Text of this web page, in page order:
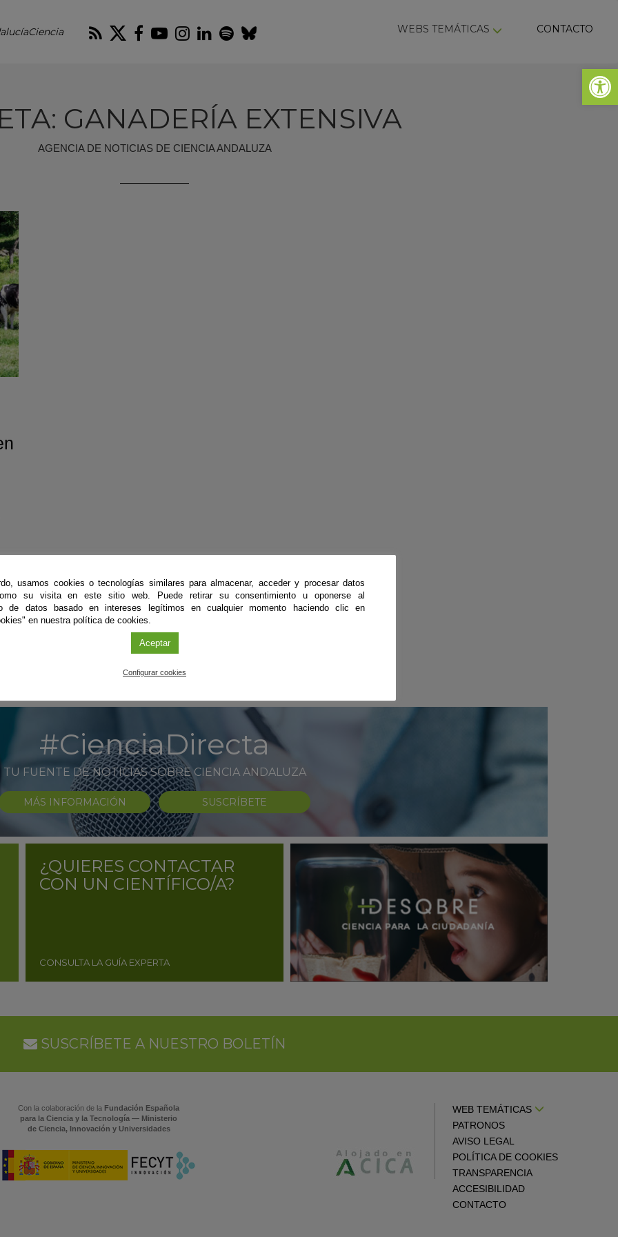
Abrir
RSS Twitter
Facebook
Youtube
Instagram
LinkedIn
Spotify
Bluesky WEBS TEMÁTICAS CONTACTO
GANADERÍA EXTENSIVA
AGENCIA DE NOTICIAS DE CIENCIA ANDALUZA
#CienciaDirecta
TU FUENTE DE NOTICIAS SOBRE CIENCIA ANDALUZA
MÁS INFORMACIÓN SUSCRÍBETE
¿QUIERES CONTACTAR
CON UN CIENTÍFICO/A?
CONSULTA LA GUÍA EXPERTA
SUSCRÍBETE A NUESTRO BOLETÍN
Con la colaboración de la Fundación Española
para la Ciencia y la Tecnología — Ministerio
de Ciencia, Innovación y Universidades
WEB TEMÁTICAS
PATRONOS
AVISO LEGAL
POLÍTICA DE COOKIES
TRANSPARENCIA
ACCESIBILIDAD
CONTACTO
usamos cookies o tecnologías similares para almacenar, acceder y procesar datos
su visita en este sitio web. Puede retirar su consentimiento u oponerse al
de datos basado en intereses legítimos en cualquier momento haciendo clic en
en nuestra política de cookies.
Aceptar
Configurar cookies